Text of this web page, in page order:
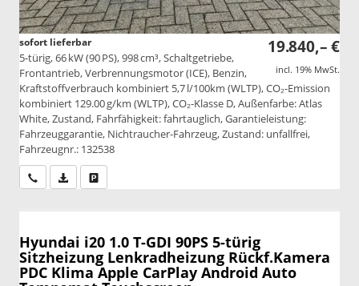
19.840,– €
incl. 19% MwSt.
sofort lieferbar
5-türig, 66 kW (90 PS), 998 cm³, Schaltgetriebe,
Frontantrieb, Verbrennungsmotor (ICE), Benzin,
Kraftstoffverbrauch kombiniert 5,7 l/100km (WLTP), CO₂-Emission
kombiniert 129.00 g/km (WLTP), CO₂-Klasse D, Außenfarbe: Atlas
White, Zustand, Fahrfähigkeit: fahrtauglich, Garantieleistung:
Fahrzeuggarantie, Nichtraucher-Fahrzeug, Zustand: unfallfrei,
Fahrzeugnr.: 132538
Wir rufen Sie anPDF-Datei, Fahrzeugexposé drucken
Hyundai i20 1.0 T-GDI 90PS 5-türig
Sitzheizung Lenkradheizung Rückf.Kamera
PDC Klima Apple CarPlay Android Auto